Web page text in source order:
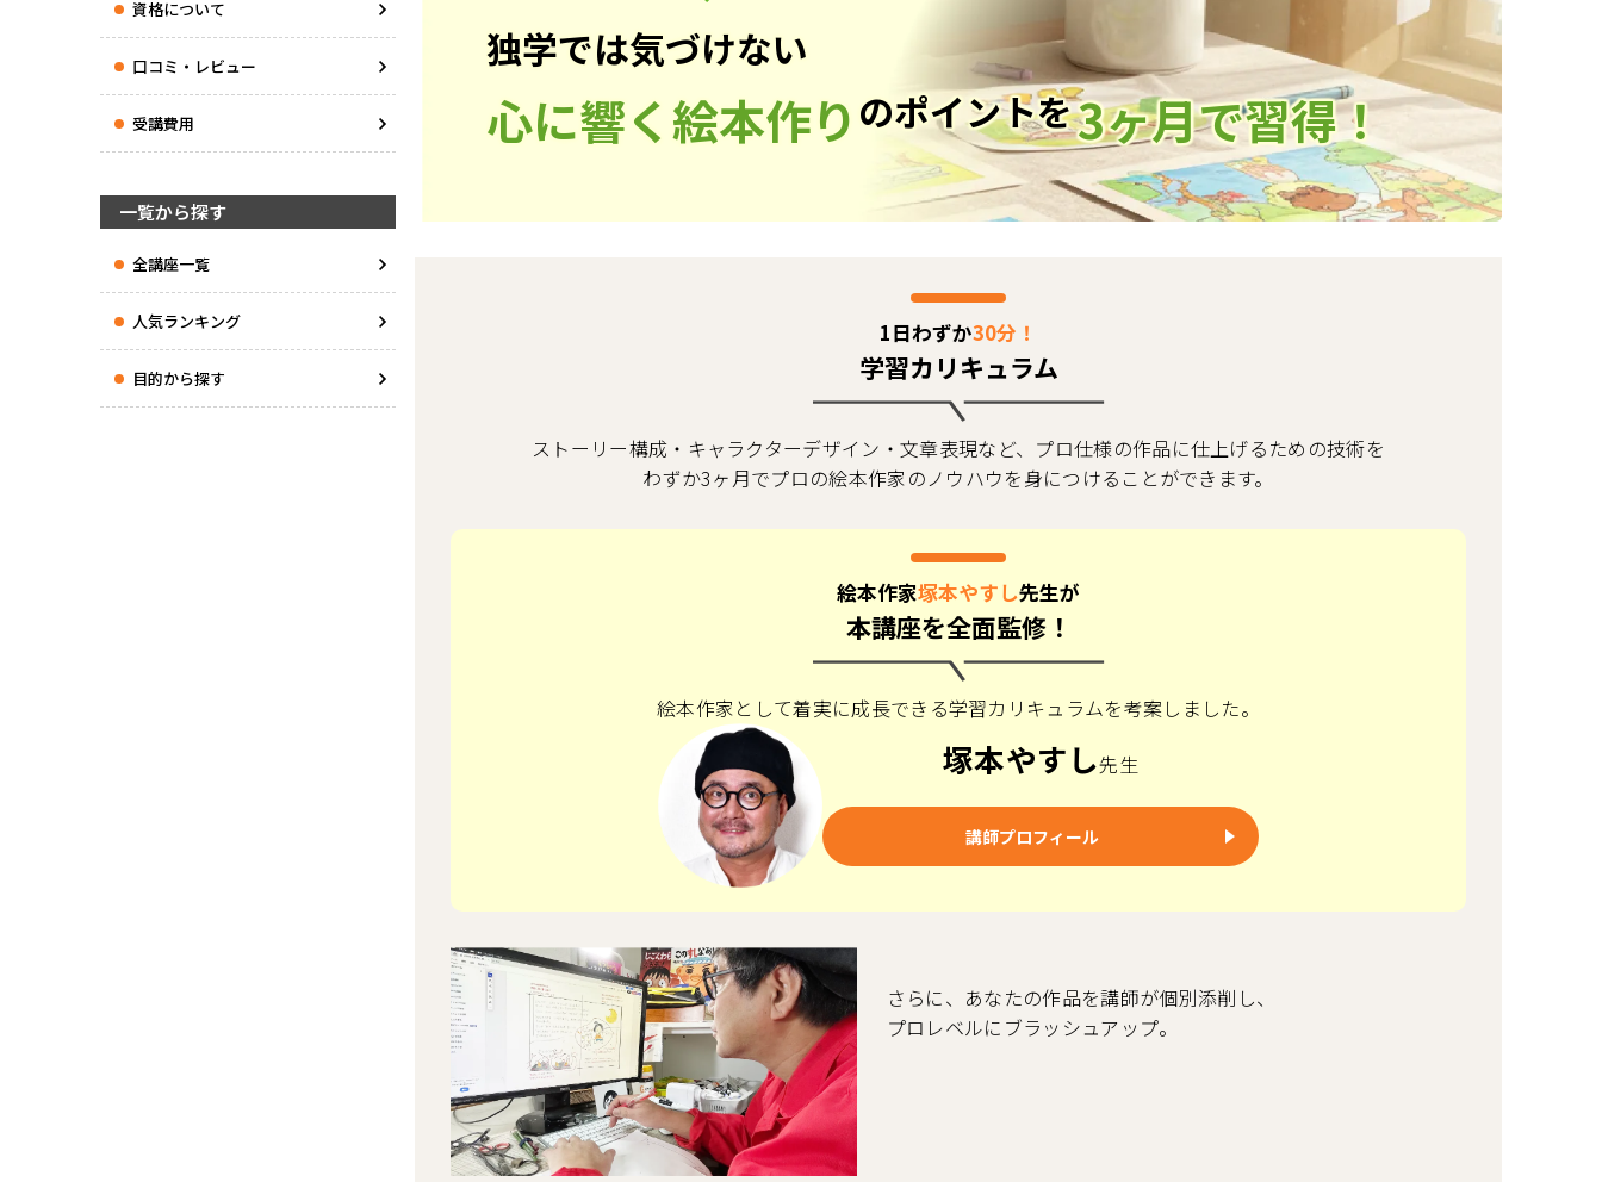
資格について
口コミ・レビュー
受講費用
一覧から探す
全講座一覧
人気ランキング
目的から探す
独学では気づけない
心に響く絵本作り のポイントを3ヶ月で習得！
1日わずか30分！
学習カリキュラム
ストーリー構成・キャラクターデザイン・文章表現など、プロ仕様の作品に仕上げるための技術を
わずか3ヶ月でプロの絵本作家のノウハウを身につけることができます。
絵本作家塚本やすし先生が
本講座を全面監修！
絵本作家として着実に成長できる学習カリキュラムを考案しました。
塚本やすし先生
講師プロフィール
さらに、あなたの作品を講師が個別添削し、
プロレベルにブラッシュアップ。